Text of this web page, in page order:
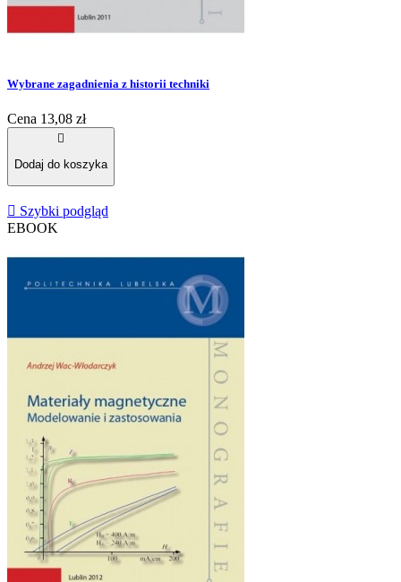
Wybrane zagadnienia z historii techniki
Cena 13,08 zł

Dodaj do koszyka
 Szybki podgląd
EBOOK